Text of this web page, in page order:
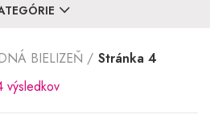
BIELIZEŇ
Stránka 4
Zoradené